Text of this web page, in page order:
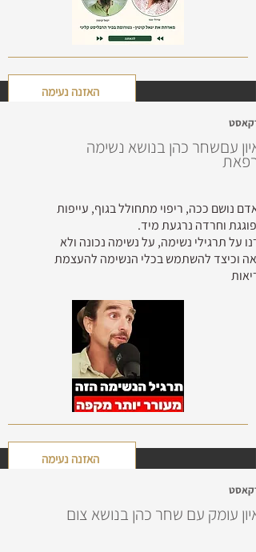
האזנה נעימה
עםשחר כהן בנושא נשימה
נושם ככה, ריפוי מתחולל בגוף, עייפות
וחרדה נרגעת מיד.
על תרגילי נשימה, על נשימה נכונה ולא
וכיצד להשתמש בכלי הנשימה להעצמת
האזנה נעימה
עומק עם שחר כהן בנושא צום